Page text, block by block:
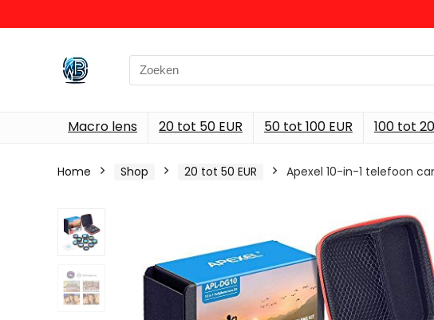
Search
for:
Macro lens 20 tot 50 EUR 50 tot 100 EUR 100 tot
Home Shop 20 tot 50 EUR Apexel 10-in-1 telefoon